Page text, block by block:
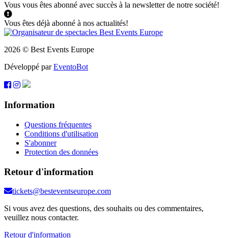
Vous vous êtes abonné avec succès à la newsletter de notre société!
Vous êtes déjà abonné à nos actualités!
2026 © Best Events Europe
Développé parEventoBot
Information
Questions fréquentes
Conditions d'utilisation
S'abonner
Protection des données
Retour d'information
tickets@besteventseurope.com
Si vous avez des questions, des souhaits ou des commentaires,
veuillez nous contacter.
Retour d'information